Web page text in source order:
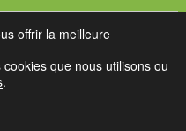
des Chats
Sailly-sur-la-Lys.
et C.G.U
offrir la meilleure
que nous utilisons ou
.